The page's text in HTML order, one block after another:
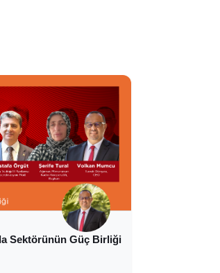
Sektörünün Güç Birliği